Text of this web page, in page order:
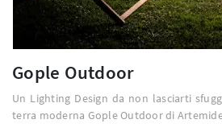
Gople Outdoor
Un Lighting Design da non lasciarti
terra moderna Gople Outdoor di